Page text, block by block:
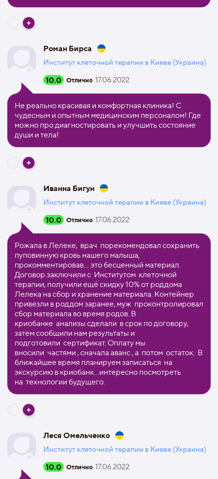
Роман Бирса
Институт клеточной терапии в Киеве (Украина)
10.0 Отлично 17.06.2022
Не реально красивая и комфортная клиника! С
чудесным и опытным медицинским персоналом! Где
можно про диагностировать и улучшить состояние
души и тела!
Иванна Бигун
Институт клеточной терапии в Киеве (Украина)
10.0 Отлично 17.06.2022
Рожала в Лелеке, врач порекомендовал сохранить
пуповинную кровь нашего малыша,
прокомментировав… это бесценный материал.
Договор заключили с Институтом клеточной
терапии, получили ещё скидку 10% от роддома
Лелека на сбор и хранение материала. Контейнер
привезли в роддом заранее, муж проконтролировал
сбор материала во время родов. В
криобанке анализы сделали в срок по договору,
затем сообщили нам результаты и
подготовили сертификат. Оплату мы
вносили частями , сначала аванс , а потом остаток. В
ближайшее время планируем записаться на
экскурсию в криобанк…интересно посмотреть
на технологии будущего.
Леся Омельченко
Институт клеточной терапии в Киеве (Украина)
10.0 Отлично 17.06.2022